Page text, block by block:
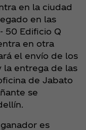
en la ciudad
en las
50 Edificio Q
en otra
el envío de los
entrega de las
de Jabato
se
es